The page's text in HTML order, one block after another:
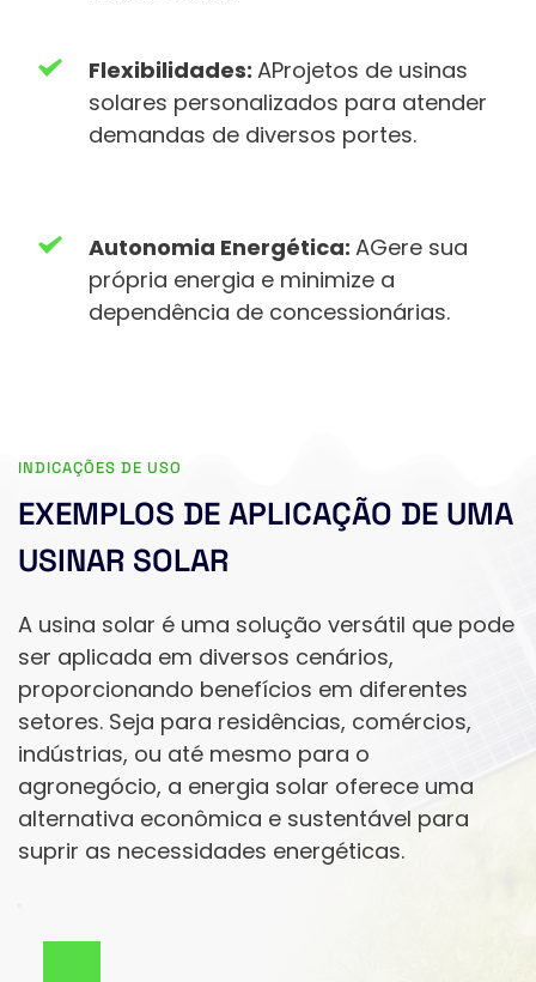
Flexibilidades: AProjetos de usinas
solares personalizados para atender
demandas de diversos portes.
Autonomia Energética: AGere sua
própria energia e minimize a
dependência de concessionárias.
INDICAÇÕES DE USO
EXEMPLOS DE APLICAÇÃO DE UMA
USINAR SOLAR
A usina solar é uma solução versátil que pode
ser aplicada em diversos cenários,
proporcionando benefícios em diferentes
setores. Seja para residências, comércios,
indústrias, ou até mesmo para o
agronegócio, a energia solar oferece uma
alternativa econômica e sustentável para
suprir as necessidades energéticas.